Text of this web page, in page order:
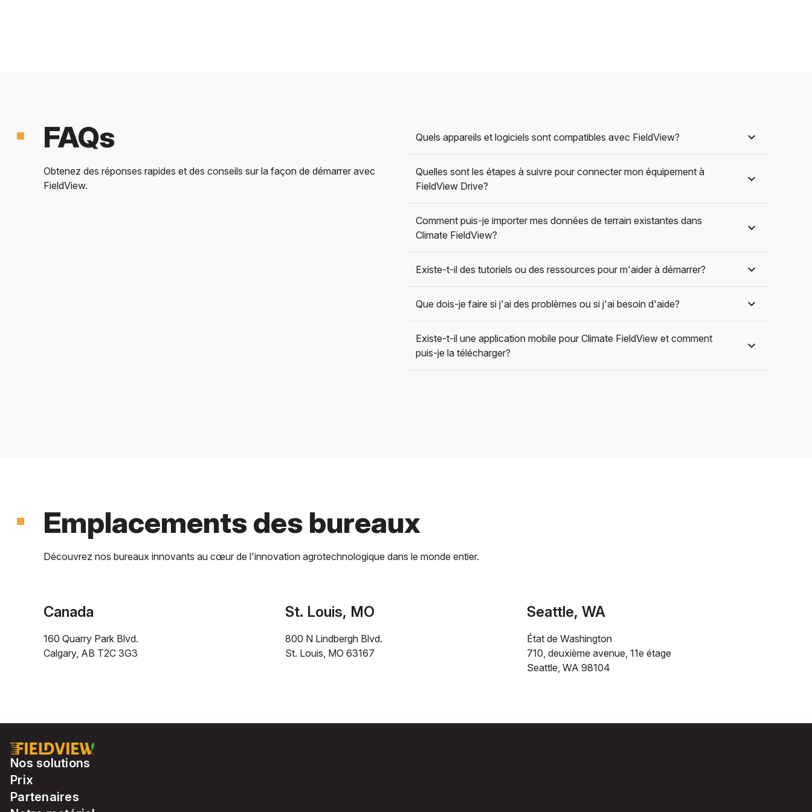
FAQs
Obtenez des réponses rapides et des conseils sur la façon de démarrer avec
FieldView.
Quels appareils et logiciels sont compatibles avec FieldView?
Quelles sont les étapes à suivre pour connecter mon équipement à
FieldView Drive?
Comment puis-je importer mes données de terrain existantes dans
Climate FieldView?
Existe-t-il des tutoriels ou des ressources pour m'aider à démarrer?
Que dois-je faire si j'ai des problèmes ou si j'ai besoin d'aide?
Existe-t-il une application mobile pour Climate FieldView et comment
puis-je la télécharger?
Emplacements des bureaux
Découvrez nos bureaux innovants au cœur de l'innovation agrotechnologique dans le monde entier.
Canada
160 Quarry Park Blvd.
Calgary, AB T2C 3G3
St. Louis, MO
800 N Lindbergh Blvd.
St. Louis, MO 63167
Seattle, WA
État de Washington
​710, deuxième avenue, 11e étage
Seattle, WA 98104
Nos solutions
Prix
Partenaires